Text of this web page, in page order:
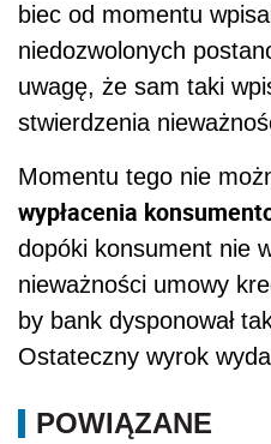
biec od momentu
niedozwolonych
uwagę, że sam taki
stwierdzenia
Momentu tego nie
wypłacenia
dopóki konsument nie
nieważności umowy
by bank dysponował
Ostateczny wyrok
POWIĄZANE